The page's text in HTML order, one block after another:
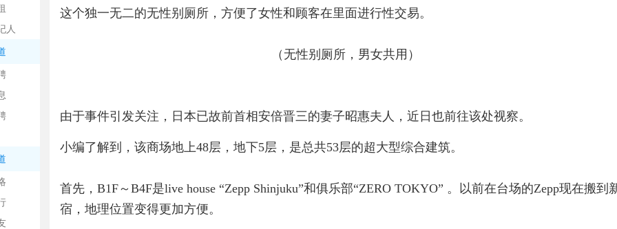
人
这个独一无二的无性别厕所，方便了女性和顾客在里面进行性交易。
（无性别厕所，男女共用）
由于事件引发关注，日本已故前首相安倍晋三的妻子昭惠夫人，近日也前往该处视察。
小编了解到，该商场地上48层，地下5层，是总共53层的超大型综合建筑。
首先，B1F～B4F是live house “Zepp Shinjuku”和俱乐部“ZERO TOKYO” 。以前在台场的Zepp现在搬到
宿，地理位置变得更加方便。